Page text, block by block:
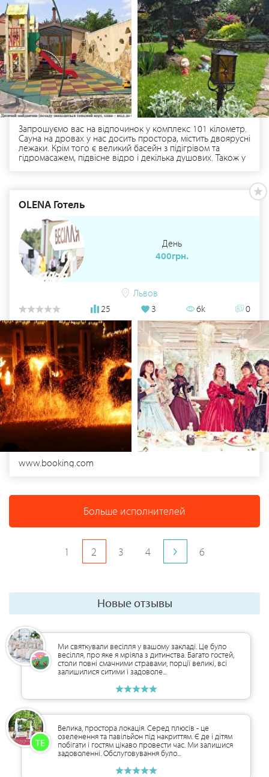
Запрошуємо вас на відпочинок у комплекс 101 кілометр.
Сауна на дровах у нас досить простора, містить двоярусні
лежаки. Крім того є великий басейн з підігрівом та
гідромасажем, підвісне відро і декілька душових. Також у
лише ваша компанія! Чекаємо Вас цілодобово!
OLENA Готель
День
400грн.
Львов
25
3 6k 0
www.booking.com
Больше исполнителей
1 2 3 4 6
Новые отзывы
Ми святкували весілля у вашому закладі. Це було
весілля, про яке я мріяла з дитинства. Багато гостей,
столи повні смачними стравами, порції великі, всі
залишилися ситими і задоволе...
Велика, простора локація. Серед плюсів - це
озеленення та павільйон під накриттям. Є де і дітям
побігати і гостям цікаво провести час. Ми залишися
задоволенні. Обслуговування було...